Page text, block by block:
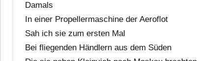
Damals
In einer Propellermaschine der Aeroflot
Sah ich sie zum ersten Mal
Bei fliegenden Händlern aus dem Süden